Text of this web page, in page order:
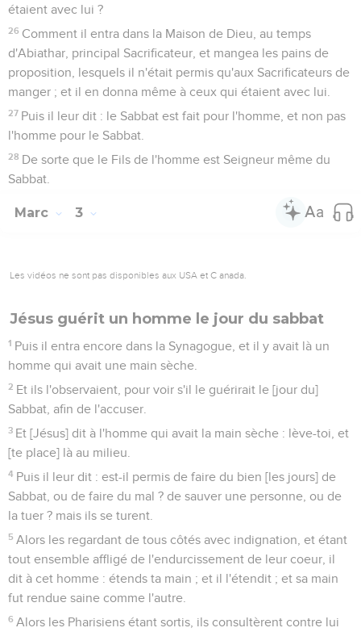
étaient avec lui ?
26 Comment il entra dans la Maison de Dieu, au temps
d'Abiathar, principal Sacrificateur, et mangea les pains de
proposition, lesquels il n'était permis qu'aux Sacrificateurs de
manger ; et il en donna même à ceux qui étaient avec lui.
27 Puis il leur dit : le Sabbat est fait pour l'homme, et non pas
l'homme pour le Sabbat.
28 De sorte que le Fils de l'homme est Seigneur même du
Sabbat.
Marc 3
Les vidéos ne sont pas disponibles aux USA et C anada.
Jésus guérit un homme le jour du sabbat
1 Puis il entra encore dans la Synagogue, et il y avait là un
homme qui avait une main sèche.
2 Et ils l'observaient, pour voir s'il le guérirait le [jour du]
Sabbat, afin de l'accuser.
3 Et [Jésus] dit à l'homme qui avait la main sèche : lève-toi, et
[te place] là au milieu.
4 Puis il leur dit : est-il permis de faire du bien [les jours] de
Sabbat, ou de faire du mal ? de sauver une personne, ou de
la tuer ? mais ils se turent.
5 Alors les regardant de tous côtés avec indignation, et étant
tout ensemble affligé de l'endurcissement de leur coeur, il
dit à cet homme : étends ta main ; et il l'étendit ; et sa main
fut rendue saine comme l'autre.
6 Alors les Pharisiens étant sortis, ils consultèrent contre lui